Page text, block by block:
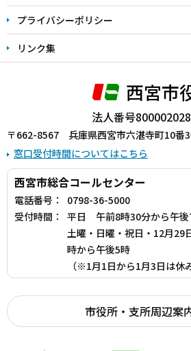
プライバシーポリシー
リンク集
西宮市
法人番号
〒662-8567 兵庫県西宮市六湛寺町10番3
窓口受付時間についてはこちら
西宮市総合コールセンター
電話番号：
0798-36-5000
受付時間：
平日 午前8時30分から午後
土曜・日曜・祝日・12月
時から午後5時
（※1月1日から1月3日は休
市役所・支所周辺案